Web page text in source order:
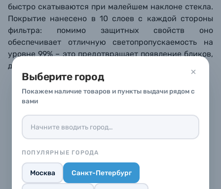
Выберите город
Покажем наличие товаров и пункты выдачи рядом с
вами
ПОПУЛЯРНЫЕ ГОРОДА
Москва Санкт-Петербург
быстро скатываются при малейшем наклоне стекла.
Покрытие нанесено в 10 слоев с каждой стороны
фильтра: помимозащитных свойств оно
обеспечивает отличную светопропускаемость на
уровне 99% – это предотвращает появлениебликов,
двоения